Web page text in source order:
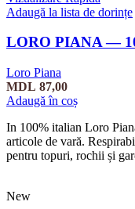
Adaugă la lista de dorințe
LORO PIANA —
Loro Piana
MDL 87,00
Adaugă în coș
In 100% italian Loro
articole de vară.
pentru topuri, rochii și
New